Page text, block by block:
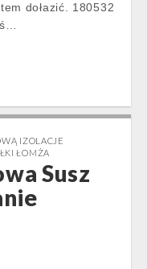
dołazić. 180532
IZOLACJE
ŁOMŻA
Susz